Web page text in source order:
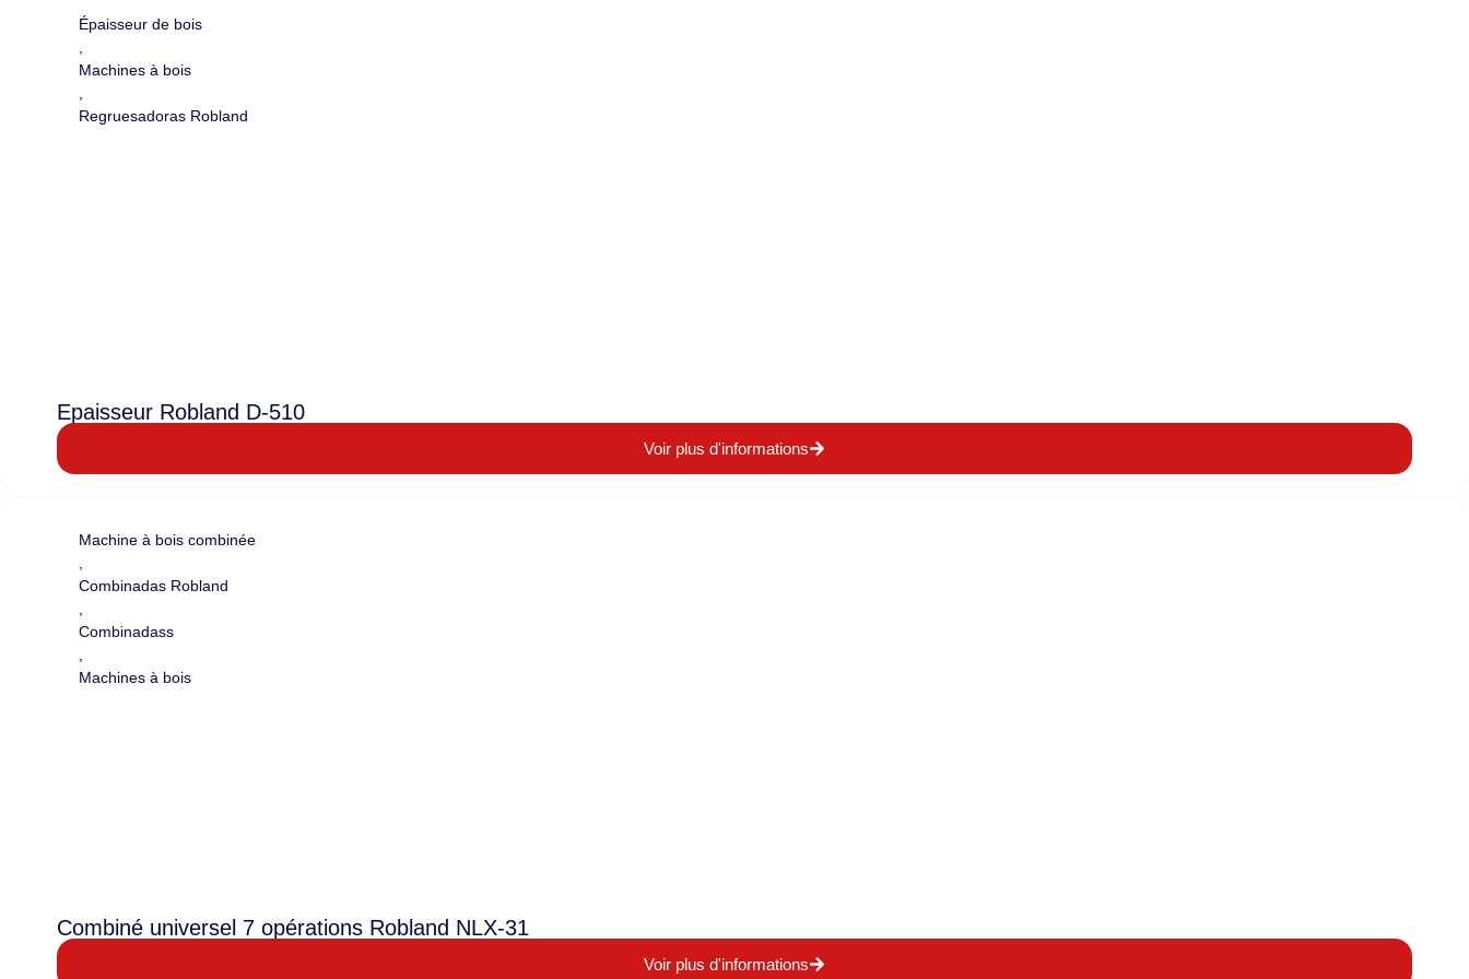
Épaisseur de bois
Machines à bois
Regruesadoras Robland
Epaisseur Robland D-510
Voir plus d'informations
Machine à bois combinée
Combinadas Robland
Combinadass
Machines à bois
Combiné universel 7 opérations Robland NLX-31
Voir plus d'informations